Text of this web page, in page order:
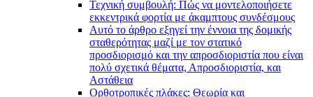
Τεχνική συμβουλή: Πώς να μοντελοποιήσετε
εκκεντρικά φορτία με άκαμπτους συνδέσμους
Αυτό το άρθρο εξηγεί την έννοια της δομικής
σταθερότητας μαζί με τον στατικό
προσδιορισμό και την απροσδιοριστία που είναι
πολύ σχετικά θέματα, Απροσδιοριστία, και
Αστάθεια
Ορθοτροπικές πλάκες: Θεωρία και